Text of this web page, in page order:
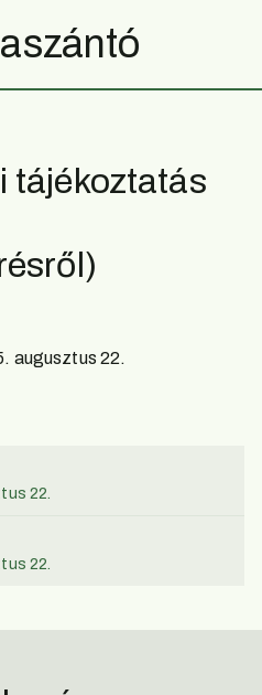
tájékoztatás
augusztus 22.
22.
22.